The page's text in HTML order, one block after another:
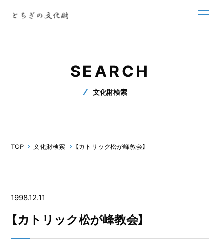
SEARCH
文化財検索
TOP 文化財検索 【カトリック松が峰教会】
1998.12.11
【カトリック松が峰教会】